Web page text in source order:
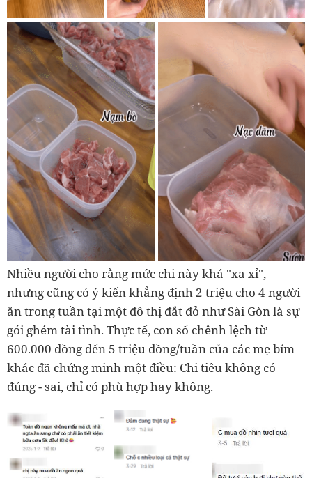
Nhiều người cho rằng mức chi này khá "xa xỉ",
nhưng cũng có ý kiến khẳng định 2 triệu cho 4 người
ăn trong tuần tại một đô thị đắt đỏ như Sài Gòn là sự
gói ghém tài tình. Thực tế, con số chênh lệch từ
600.000 đồng đến 5 triệu đồng/tuần của các mẹ bỉm
khác đã chứng minh một điều: Chi tiêu không có
đúng - sai, chỉ có phù hợp hay không.